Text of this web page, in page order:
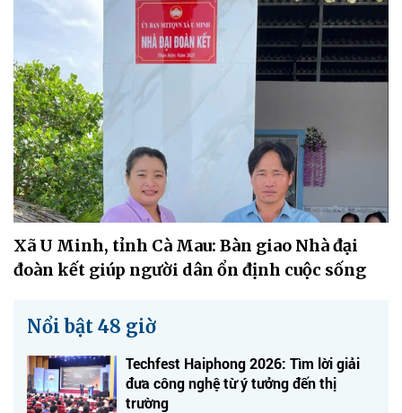
Xã U Minh, tỉnh Cà Mau: Bàn giao Nhà đại
đoàn kết giúp người dân ổn định cuộc sống
Nổi bật 48 giờ
Techfest Haiphong 2026: Tìm lời giải
đưa công nghệ từ ý tưởng đến thị
trường